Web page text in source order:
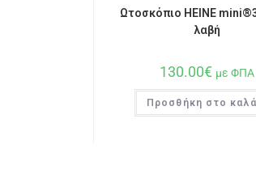
Ωτοσκόπιο HEINE
λαβή
130.00€ με ΦΠΑ
Προσθήκη στο